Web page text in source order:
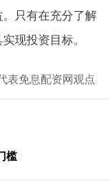
只有在充分了解
现投资目标。
表免息配资网观点
槛